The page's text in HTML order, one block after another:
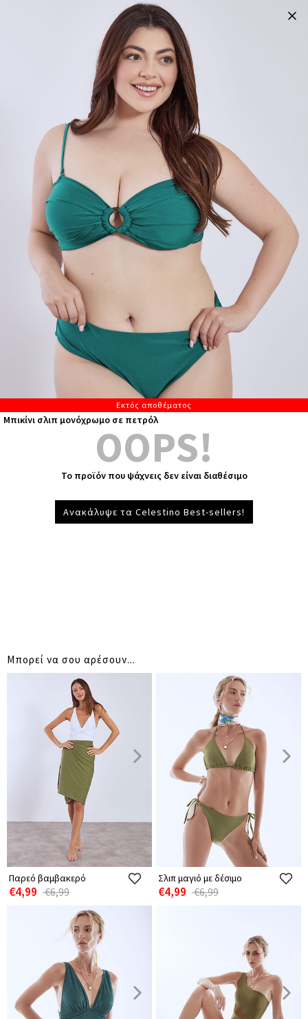
Εκτός αποθέματος
Μπικίνι σλιπ μονόχρωμο σε πετρόλ
OOPS!
Το προϊόν που ψάχνεις δεν είναι διαθέσιμο
Ανακάλυψε τα Celestino Best-sellers!
Μπορεί να σου αρέσουν...
Παρεό βαμβακερό
€4,99 €6,99
Σλιπ μαγιό με δέσιμο
€4,99 €6,99